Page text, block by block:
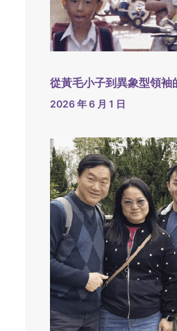
從黃毛小子到異象型領袖
2026 年 6 月 1 日